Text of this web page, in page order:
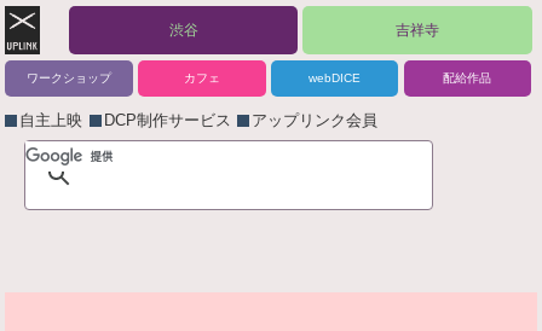
渋谷 吉祥寺
ワークショップ カフェ webDICE 配給作品
自主上映 DCP制作サービス アップリンク会員